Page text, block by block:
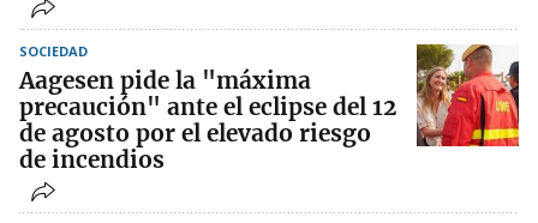
SOCIEDAD
Aagesen pide la "máxima
precaución" ante el eclipse del 12
de agosto por el elevado riesgo
de incendios